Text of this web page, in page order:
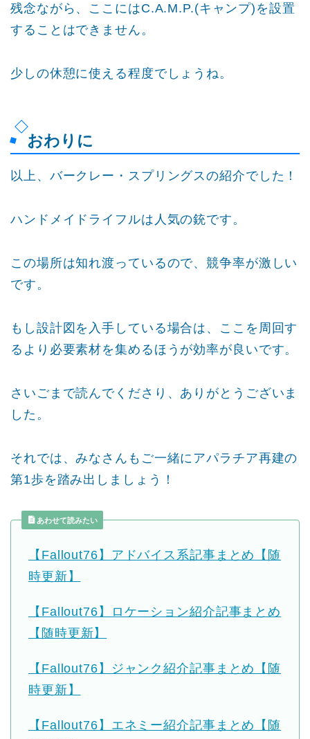
残念ながら、ここにはC.A.M.P.(キャンプ)を設置
することはできません。
少しの休憩に使える程度でしょうね。
おわりに
以上、バークレー・スプリングスの紹介でした！
ハンドメイドライフルは人気の銃です。
この場所は知れ渡っているので、競争率が激しい
です。
もし設計図を入手している場合は、ここを周回す
るより必要素材を集めるほうが効率が良いです。
さいごまで読んでくださり、ありがとうございま
した。
それでは、みなさんもご一緒にアパラチア再建の
第1歩を踏み出しましょう！
あわせて読みたい
【Fallout76】アドバイス系記事まとめ【随
時更新】
【Fallout76】ロケーション紹介記事まとめ
【随時更新】
【Fallout76】ジャンク紹介記事まとめ【随
時更新】
【Fallout76】エネミー紹介記事まとめ【随